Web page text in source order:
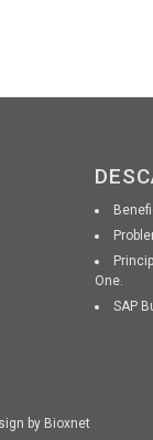
One.
SAP
by Bioxnet